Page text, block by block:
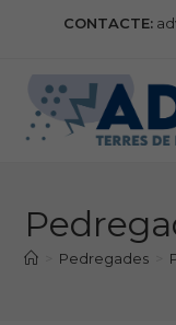
CONTACTE:
Pedregades